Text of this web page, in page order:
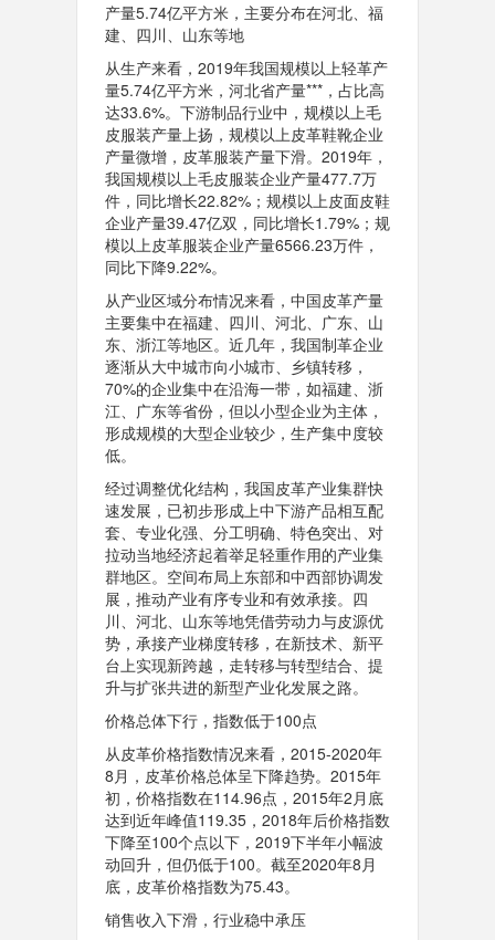
产量5.74亿平方米，主要分布在河北、福
建、四川、山东等地
从生产来看，2019年我国规模以上轻革产
量5.74亿平方米，河北省产量***，占比高
达33.6%。下游制品行业中，规模以上毛
皮服装产量上扬，规模以上皮革鞋靴企业
产量微增，皮革服装产量下滑。2019年，
我国规模以上毛皮服装企业产量477.7万
件，同比增长22.82%；规模以上皮面皮鞋
企业产量39.47亿双，同比增长1.79%；规
模以上皮革服装企业产量6566.23万件，
同比下降9.22%。
从产业区域分布情况来看，中国皮革产量
主要集中在福建、四川、河北、广东、山
东、浙江等地区。近几年，我国制革企业
逐渐从大中城市向小城市、乡镇转移，
70%的企业集中在沿海一带，如福建、浙
江、广东等省份，但以小型企业为主体，
形成规模的大型企业较少，生产集中度较
低。
经过调整优化结构，我国皮革产业集群快
速发展，已初步形成上中下游产品相互配
套、专业化强、分工明确、特色突出、对
拉动当地经济起着举足轻重作用的产业集
群地区。空间布局上东部和中西部协调发
展，推动产业有序专业和有效承接。四
川、河北、山东等地凭借劳动力与皮源优
势，承接产业梯度转移，在新技术、新平
台上实现新跨越，走转移与转型结合、提
升与扩张共进的新型产业化发展之路。
价格总体下行，指数低于100点
从皮革价格指数情况来看，2015-2020年
8月，皮革价格总体呈下降趋势。2015年
初，价格指数在114.96点，2015年2月底
达到近年峰值119.35，2018年后价格指数
下降至100个点以下，2019下半年小幅波
动回升，但仍低于100。截至2020年8月
底，皮革价格指数为75.43。
销售收入下滑，行业稳中承压